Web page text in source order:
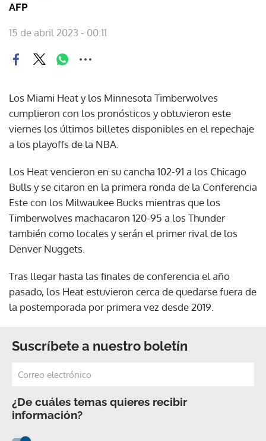
AFP
15 de abril 2023 - 00:11
Los Miami Heat y los Minnesota Timberwolves
cumplieron con los pronósticos y obtuvieron este
viernes los últimos billetes disponibles en el repechaje
a los playoffs de la NBA.
Los Heat vencieron en su cancha 102-91 a los Chicago
Bulls y se citaron en la primera ronda de la Conferencia
Este con los Milwaukee Bucks mientras que los
Timberwolves machacaron 120-95 a los Thunder
también como locales y serán el primer rival de los
Denver Nuggets.
Tras llegar hasta las finales de conferencia el año
pasado, los Heat estuvieron cerca de quedarse fuera de
la postemporada por primera vez desde 2019.
Suscríbete a nuestro boletín
¿De cuáles temas quieres recibir
información?